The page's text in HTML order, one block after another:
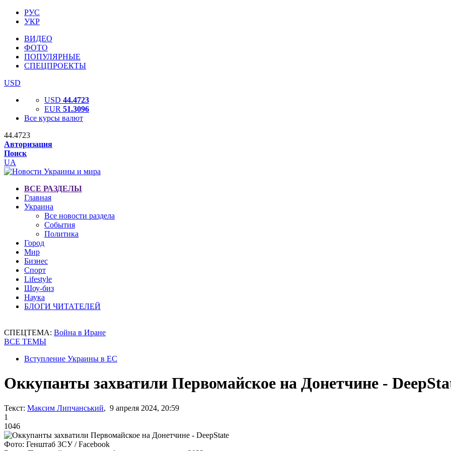
РУС
УКР
ВИДЕО
ФОТО
ПОПУЛЯРНЫЕ
СПЕЦПРОЕКТЫ
USD
USD 44.4723
EUR 51.3096
Все курсы валют
44.4723
Авторизация
Поиск
UA
ВСЕ РАЗДЕЛЫ
Главная
Украина
Все новости раздела
События
Политика
Город
Мир
Бизнес
Спорт
Lifestyle
Шоу-биз
Наука
БЛОГИ ЧИТАТЕЛЕЙ
СПЕЦТЕМА: Война в Иране
ВСЕ ТЕМЫ
Вступление Украины в ЕС
Оккупанты захватили Первомайское на Донетчине -
Текст: Максим Липчанський, 9 апреля 2024, 20:59
1
1046
Фото: Генштаб ЗСУ / Facebook